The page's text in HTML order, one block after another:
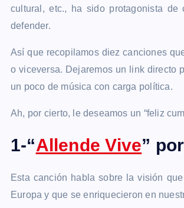
cultural, etc., ha sido protagonista
defender.
Así que recopilamos diez canciones
o viceversa. Dejaremos un link directo
un poco de música con carga política.
Ah, por cierto, le deseamos un “feliz
1-“Allende Vive”
Esta canción habla sobre la visión
Europa y que se enriquecieron en